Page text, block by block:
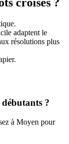
adaptent le
résolutions plus
?
à Moyen pour